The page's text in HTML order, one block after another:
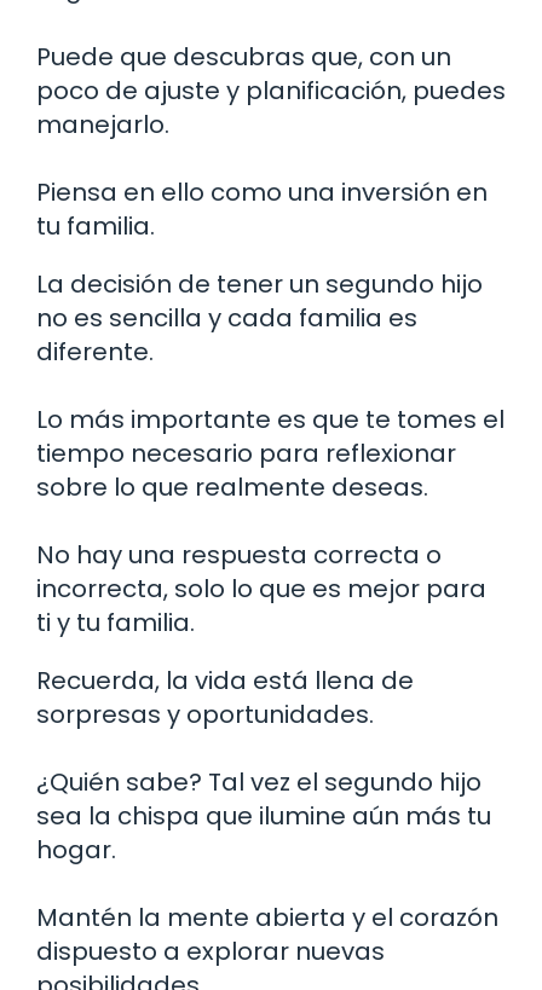
Puede que descubras que, con un
poco de ajuste y planificación, puedes
manejarlo.
Piensa en ello como una inversión en
tu familia.
La decisión de tener un segundo hijo
no es sencilla y cada familia es
diferente.
Lo más importante es que te tomes el
tiempo necesario para reflexionar
sobre lo que realmente deseas.
No hay una respuesta correcta o
incorrecta, solo lo que es mejor para
ti y tu familia.
Recuerda, la vida está llena de
sorpresas y oportunidades.
¿Quién sabe? Tal vez el segundo hijo
sea la chispa que ilumine aún más tu
hogar.
Mantén la mente abierta y el corazón
dispuesto a explorar nuevas